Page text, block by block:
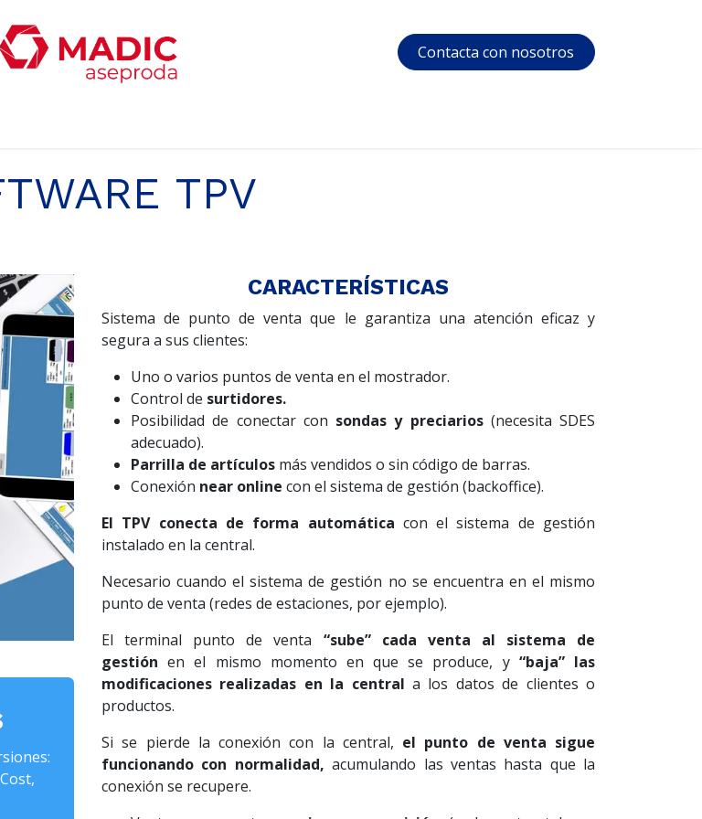
Contacta con nosotros
TPV
CARACTERÍSTICAS
Sistema de punto de venta que le garantiza una atención eficaz y
segura a sus clientes:
Uno o varios puntos de venta en el mostrador.
Control de surtidores.
Posibilidad de conectar con sondas y preciarios (necesita SDES
adecuado).
Parrilla de artículos más vendidos o sin código de barras.
Conexión near online con el sistema de gestión (backoffice).
El TPV conecta de forma automática con el sistema de gestión
instalado en la central.
Necesario cuando el sistema de gestión no se encuentra en el mismo
punto de venta (redes de estaciones, por ejemplo).
El terminal punto de venta “sube” cada venta al sistema de
gestión en el mismo momento en que se produce, y “baja” las
modificaciones realizadas en la central a los datos de clientes o
productos.
Si se pierde la conexión con la central, el punto de venta sigue
funcionando con normalidad, acumulando las ventas hasta que la
conexión se recupere.